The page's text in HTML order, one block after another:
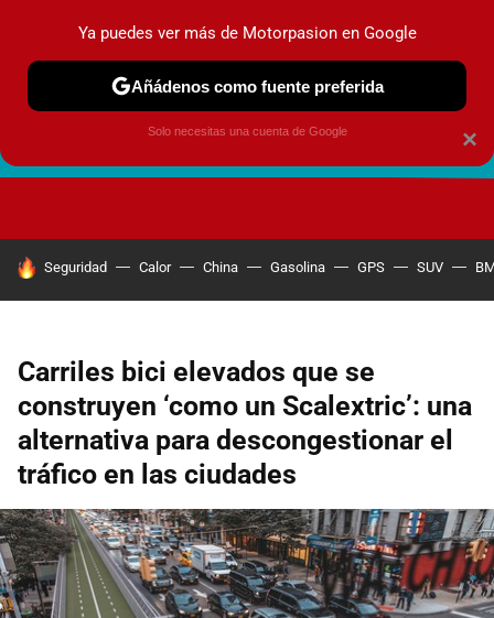
HOY SE HABLA DE
Seguridad Calor China Gasolina GPS SUV
Carriles bici elevados que se
construyen ‘como un Scalextric’: una
alternativa para descongestionar el
tráfico en las ciudades
×
Ya puedes ver más de Motorpasion en Google
Añádenos como fuente preferida
Solo necesitas una cuenta de Google